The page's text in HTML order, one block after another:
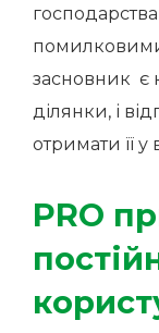
господарства
засновник є
ділянки, і
отримати її у
PRO